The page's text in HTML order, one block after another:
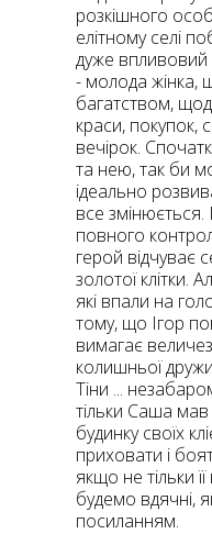
розкішного
елітному селі
дуже
- молода жінка,
багатством,
краси, покупок,
вечірок.
та нею, так би
ідеально
все
повного
герой відчуває
золотої клітки.
які впали на
тому, що Ігор
вимагає
колишньої
Тіни ...
тільки Саша
будинку своїх
приховати і
якщо не тільки
будемо вдячні,
посиланням.